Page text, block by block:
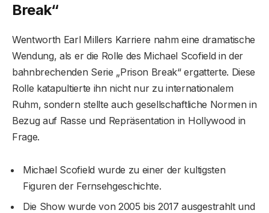
Break“
Wentworth Earl Millers Karriere nahm eine dramatische
Wendung, als er die Rolle des Michael Scofield in der
bahnbrechenden Serie „Prison Break“ ergatterte. Diese
Rolle katapultierte ihn nicht nur zu internationalem
Ruhm, sondern stellte auch gesellschaftliche Normen in
Bezug auf Rasse und Repräsentation in Hollywood in
Frage.
Michael Scofield wurde zu einer der kultigsten
Figuren der Fernsehgeschichte.
Die Show wurde von 2005 bis 2017 ausgestrahlt und